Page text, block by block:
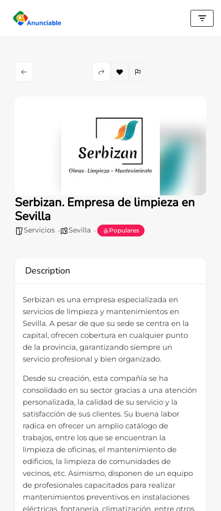
Saltar
Serbizan. Empresa de limpieza en
Sevilla
Servicios Sevilla Populares
Description
Serbizan es una empresa especializada en
servicios de limpieza y mantenimientos en
Sevilla. A pesar de que su sede se centra en la
capital, ofrecen cobertura en cualquier punto
de la provincia, garantizando siempre un
servicio profesional y bien organizado.
Desde su creación, esta compañía se ha
consolidado en su sector gracias a una atención
personalizada, la calidad de su servicio y la
satisfacción de sus clientes. Su buena labor
radica en ofrecer un amplio catálogo de
trabajos, entre los que se encuentran la
limpieza de oficinas, el mantenimiento de
edificios, la limpieza de comunidades de
vecinos, etc. Asimismo, disponen de un equipo
de profesionales capacitados para realizar
mantenimientos preventivos en instalaciones
eléctricas, fontanería, climatización, entre otros